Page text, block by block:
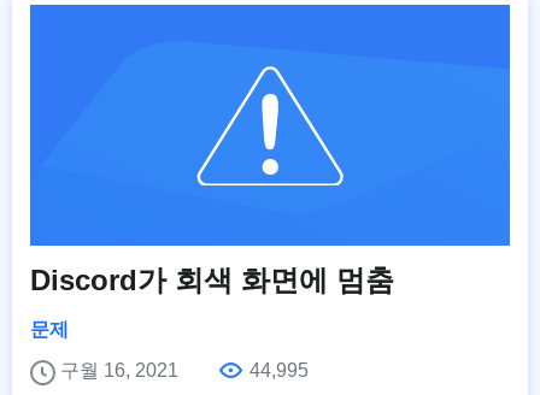
Discord가 회색 화면에 멈춤
문제
구월 16, 2021
44,995